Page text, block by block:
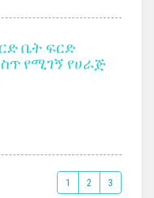
ቤት ፍርድ
የሚገኝ የሀራጅ
1 2 3